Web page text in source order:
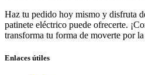
Haz tu pedido hoy mismo y disfruta
patinete eléctrico puede ofrecerte.
transforma tu forma de moverte por
Enlaces útiles